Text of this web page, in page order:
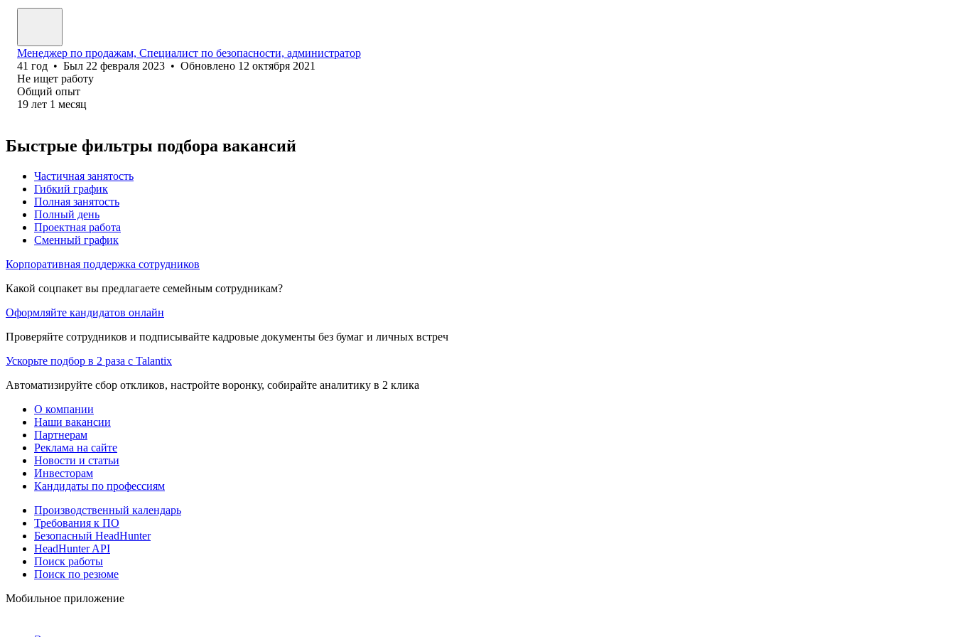
Менеджер по продажам, Специалист по безопасности, администратор
41 год • Был 22 февраля 2023 • Обновлено 12 октября 2021
Не ищет работу
Общий опыт
19 лет 1 месяц
Быстрые фильтры подбора вакансий
Частичная занятость
Гибкий график
Полная занятость
Полный день
Проектная работа
Сменный график
Корпоративная поддержка сотрудников
Какой соцпакет вы предлагаете семейным сотрудникам?
Оформляйте кандидатов онлайн
Проверяйте сотрудников и подписывайте кадровые документы без бумаг и личных встреч
Ускорьте подбор в 2 раза с Talantix
Автоматизируйте сбор откликов, настройте воронку, собирайте аналитику в 2 клика
О компании
Наши вакансии
Партнерам
Реклама на сайте
Новости и статьи
Инвесторам
Кандидаты по профессиям
Производственный календарь
Требования к ПО
Безопасный HeadHunter
HeadHunter API
Поиск работы
Поиск по резюме
Мобильное приложение